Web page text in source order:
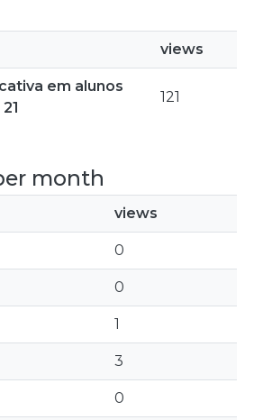
views
em alunos
121
month
views
0
0
1
3
0